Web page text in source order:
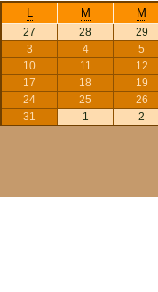
L M M
27 28 29
3
4 5
10
11 12
17
18 19
24
25 26
31
1 2